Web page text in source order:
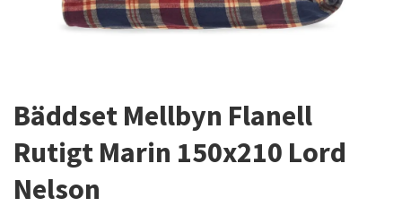
Bäddset Mellbyn Flanell
Rutigt Marin 150x210 Lord
Nelson